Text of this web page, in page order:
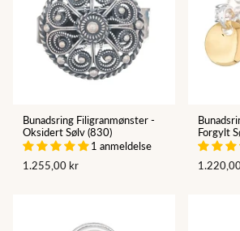
Bunadsring Filigranmønster -
Oksidert Sølv (830)
1 anmeldelse
1.255,00 kr
Forgylt